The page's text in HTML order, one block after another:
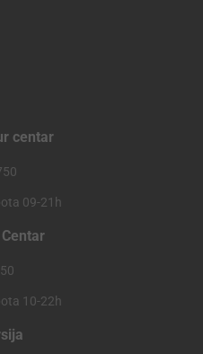
centar
09-21h
10-22h